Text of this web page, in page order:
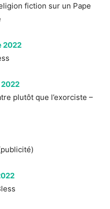
fiction sur un Pape
2022
2022
plutôt que l’exorciste –